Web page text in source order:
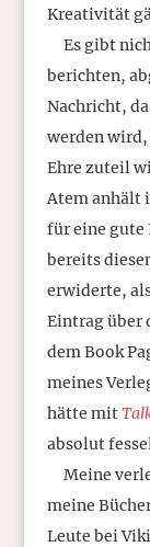
Kreativität
Es gibt
berichten,
Nachricht,
werden wird,
Ehre zuteil
Atem anhält
für eine gute
bereits
erwiderte,
Eintrag über
dem Book
meines
hätte mit
absolut
Meine
meine
Leute bei